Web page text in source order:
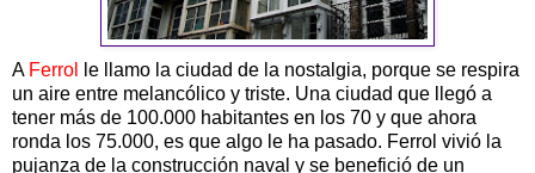
A Ferrol
le llamo la ciudad de la nostalgia, porque se respira
un aire entre melancólico y triste. Una ciudad que llegó a
tener más de 100.000 habitantes en los 70 y que ahora
ronda los 75.000, es que algo le ha pasado. Ferrol vivió la
pujanza de la construcción naval y se benefició de un